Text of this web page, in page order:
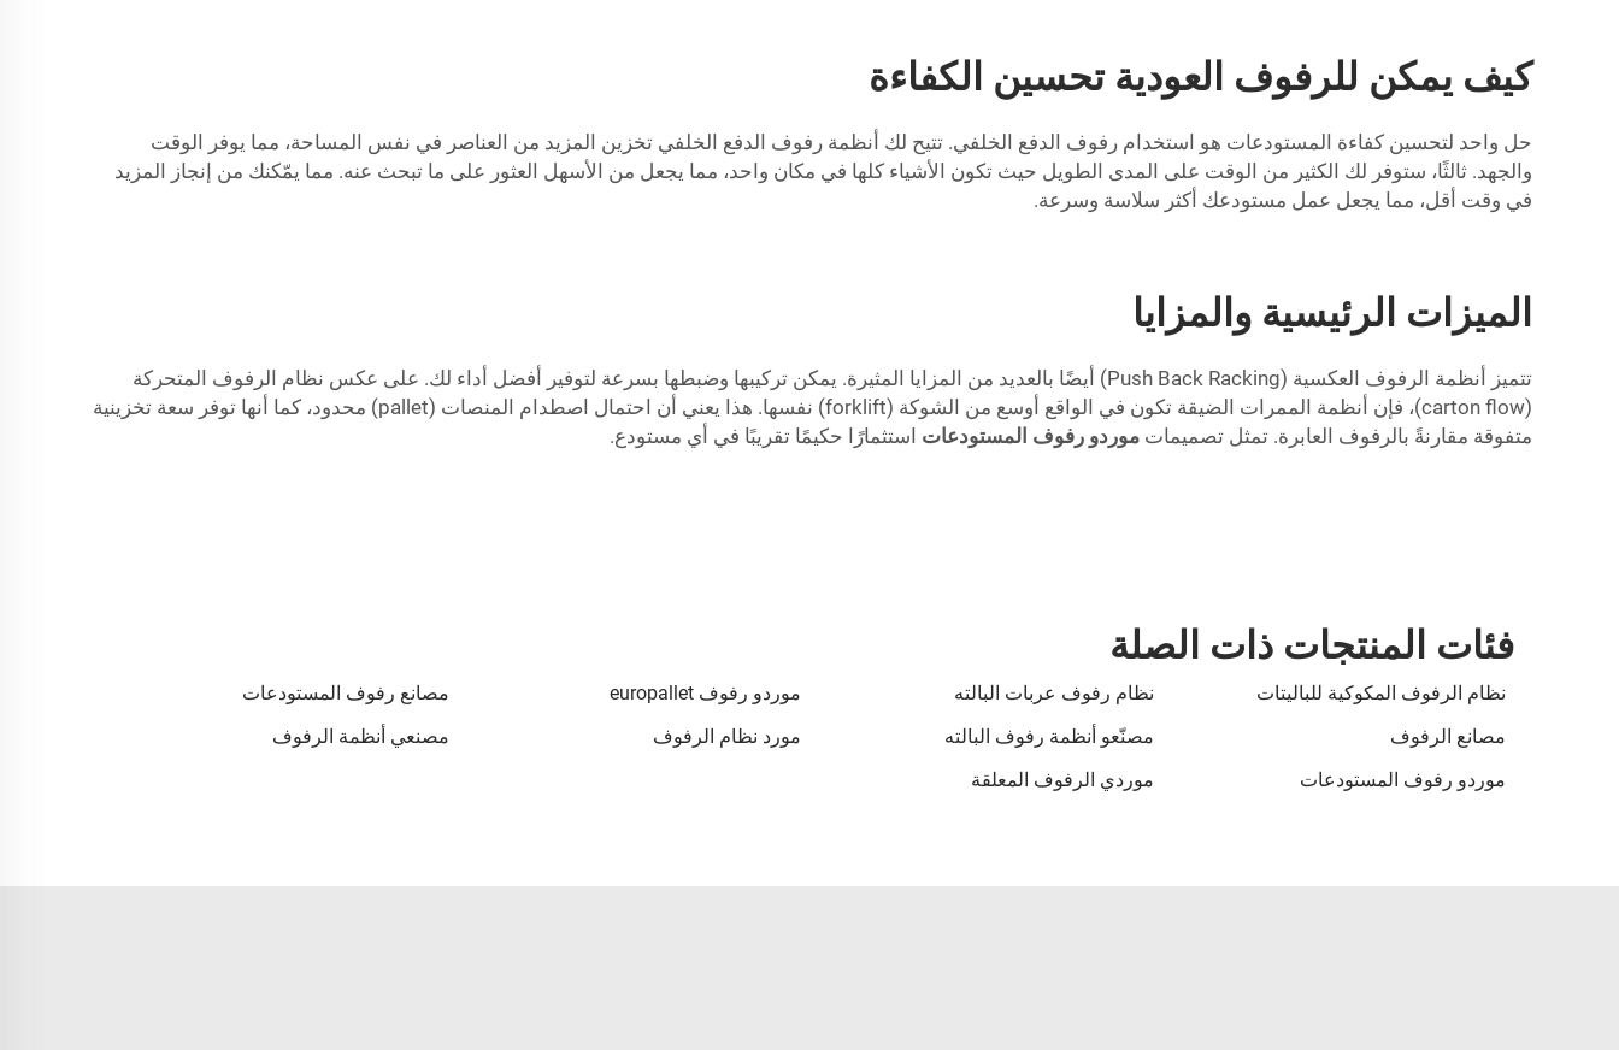
كيف يمكن للرفوف العودية تحسين الكفاءة
حل واحد لتحسين كفاءة المستودعات هو استخدام رفوف الدفع الخلفي. تتيح لك أنظمة رفوف الدفع الخلفي تخزين المزيد من العناصر في نفس المساحة، مما يوفر الوقت
والجهد. ثالثًا، ستوفر لك الكثير من الوقت على المدى الطويل حيث تكون الأشياء كلها في مكان واحد، مما يجعل من الأسهل العثور على ما تبحث عنه. مما يمّكنك من إنجاز المزيد
في وقت أقل، مما يجعل عمل مستودعك أكثر سلاسة وسرعة.
الميزات الرئيسية والمزايا
تتميز أنظمة الرفوف العكسية (Push Back Racking) أيضًا بالعديد من المزايا المثيرة. يمكن تركيبها وضبطها بسرعة لتوفير أفضل أداء لك. على عكس نظام الرفوف المتحركة
(carton flow)، فإن أنظمة الممرات الضيقة تكون في الواقع أوسع من الشوكة (forklift) نفسها. هذا يعني أن احتمال اصطدام المنصات (pallet) محدود، كما أنها توفر سعة تخزينية
متفوقة مقارنةً بالرفوف العابرة. تمثل تصميمات موردو رفوف المستودعات استثمارًا حكيمًا تقريبًا في أي مستودع.
فئات المنتجات ذات الصلة
نظام الرفوف المكوكية للباليتات نظام رفوف عربات البالته موردو رفوف europallet
مصانع رفوف المستودعات
مصانع الرفوف
مصنّعو أنظمة رفوف البالته مورد نظام الرفوف
مصنعي أنظمة الرفوف
موردو رفوف المستودعات
موردي الرفوف المعلقة